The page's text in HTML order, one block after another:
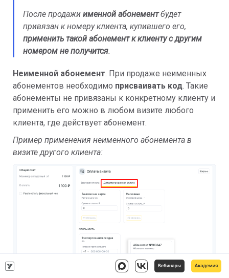
После продажи именной абонементбудет
привязан к номеру клиента, купившего его,
применить такой абонемент к клиенту с другим
номером не получится.
Неименной абонемент. При продаже неименных
абонементов необходимо присваивать код. Такие
абонементы не привязаны к конкретному клиенту и
применить его можно в любом визите любого
клиента, где действует абонемент.
Пример применения неименного абонемента в
визите другого клиента: